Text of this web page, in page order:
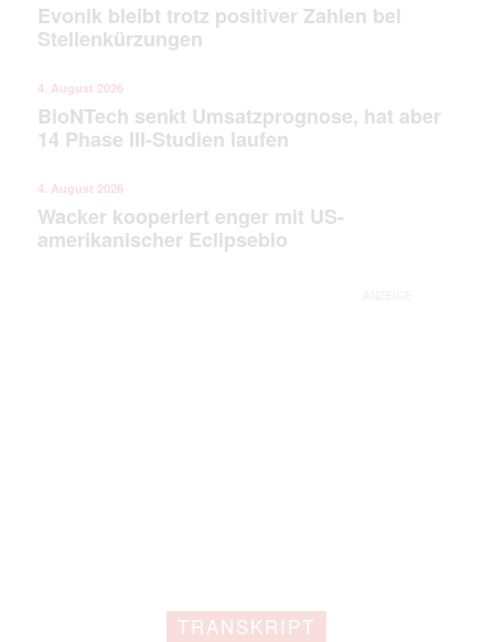
Mit dem |transkript-Newsletter
Evonik bleibt trotz positiver Zahlen bei
Stellenkürzungen
4. August 2026
BioNTech senkt Umsatzprognose, hat aber
14 Phase III-Studien laufen
4. August 2026
Wacker kooperiert enger mit US-
amerikanischer Eclipsebio
TRANSKRIPT